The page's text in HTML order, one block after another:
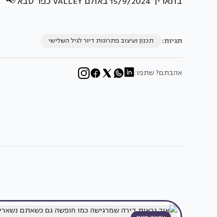
תגיות: תכנון ועיצוב פתרונות דיור לגיל השלישי
אהבתם? שתפו: